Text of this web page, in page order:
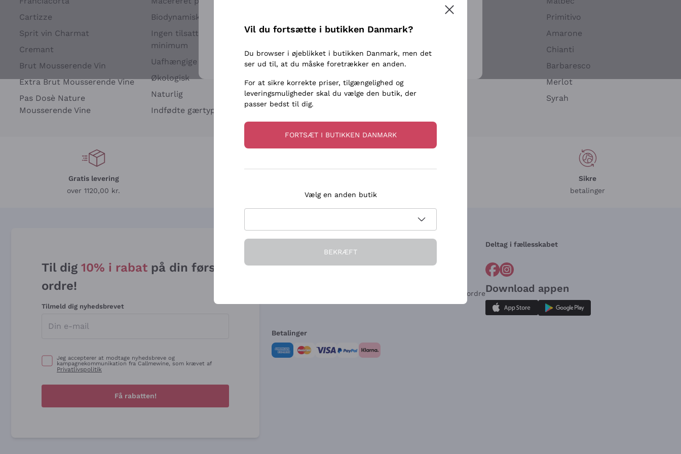
Cartizze
Sprit vin Charmat
Cremant
Brut Mousserende Vin
Extra Brut Mousserende Vine
Pas Dosè Nature
Mousserende Vine
Biodynamisk
Ingen tilsatte sulfitter eller
minimum
Uafhængige Vinavlere
Økologisk
Naturlig
Indfødte gærtyper
Biondi Santi
Franz Haas
Argiolas
Zenato
Ca' dei Frati
Ribolla Gialla
Sauvignon
Primitivo
Amarone
Chianti
Barbaresco
Merlot
Syrah
Gratis levering
over 1120,00 kr.
Sikre
betalinger
Til dig 10% i rabat på din første
ordre!
Tilmeld dig nyhedsbrevet
Jeg accepterer at modtage nyhedsbreve og
kampagnekommunikation fra Callmewine, som krævet af
Privatlivspolitik
Få rabatten!
Hvem vi er
Kundeservice
Fortrydelsesformular for ordre
Deltag i fællesskabet
Download appen
Betalinger
Tilmeld
For flere oplysninger, læs voresPrivatlivspolitik
Vil du fortsætte i butikken Danmark?
Du browser i øjeblikket i butikken Danmark, men det
ser ud til, at du måske foretrækker en anden.
For at sikre korrekte priser, tilgængelighed og
leveringsmuligheder skal du vælge den butik, der
passer bedst til dig.
FORTSÆT I BUTIKKEN DANMARK
Vælg en anden butik
BEKRÆFT